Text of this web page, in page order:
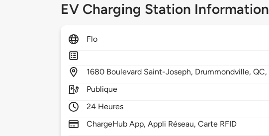
EV Charging Station Information
Flo
1680 Boulevard Saint-Joseph, Drummondville,QC,
Publique
24 Heures
ChargeHub App, Appli Réseau, Carte RFID